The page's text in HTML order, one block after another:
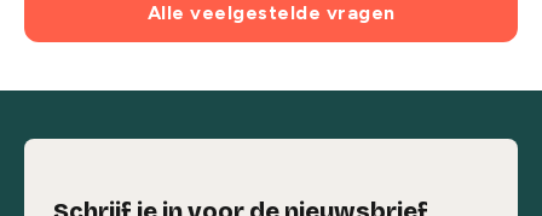
Alle veelgestelde vragen